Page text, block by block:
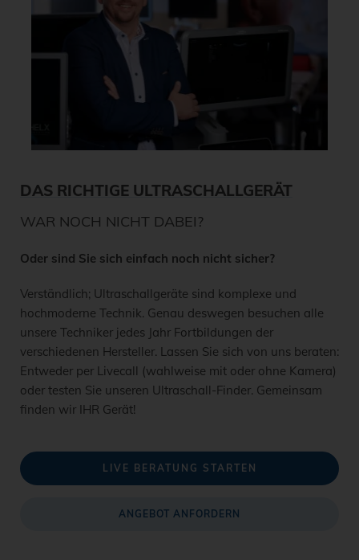
DAS RICHTIGE ULTRASCHALLGERÄT
WAR NOCH NICHT DABEI?
Oder sind Sie sich einfach noch nicht sicher?
Verständlich; Ultraschallgeräte sind komplexe und
hochmoderne Technik. Genau deswegen besuchen alle
unsere Techniker jedes Jahr Fortbildungen der
verschiedenen Hersteller. Lassen Sie sich von uns beraten:
Entweder per Livecall (wahlweise mit oder ohne Kamera)
oder testen Sie unseren Ultraschall-Finder. Gemeinsam
finden wir IHR Gerät!
LIVE BERATUNG STARTEN
ANGEBOT ANFORDERN